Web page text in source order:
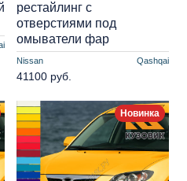
Nissan Qashqai
рестайлинг с
отверстиями под
омыватели фар
41100 руб.
Новинка